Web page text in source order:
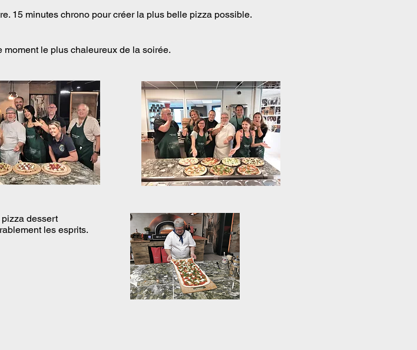
15 minutes chrono pour créer la plus belle pizza possible.
le plus chaleureux de la soirée.
dessert
les esprits.